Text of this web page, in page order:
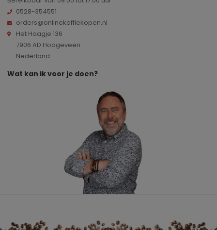
0528-354551
orders@onlinekoffiekopen.nl
Het Haagje 136
7906 AD Hoogeveen
Nederland
Wat kan ik voor je doen?